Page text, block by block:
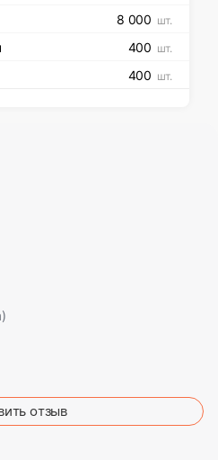
8 000 шт.
400 шт.
400 шт.
отзыв